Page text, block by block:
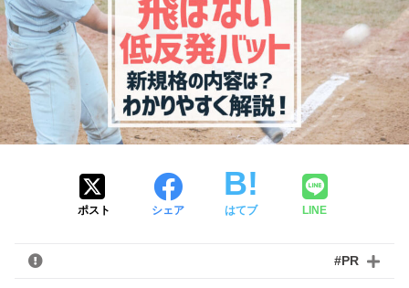
ポスト シェア はてブ LINE
#PR